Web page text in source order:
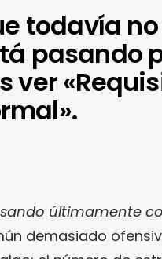
todavía
pasando
ver
últimamente
demasiado